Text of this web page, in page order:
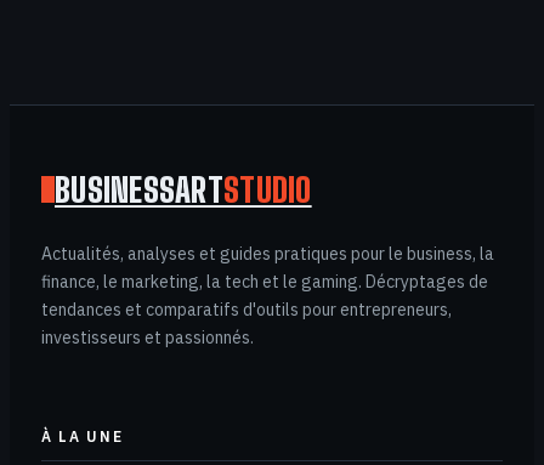
BUSINESSARTSTUDIO
Actualités, analyses et guides pratiques pour le business, la
finance, le marketing, la tech et le gaming. Décryptages de
tendances et comparatifs d'outils pour entrepreneurs,
investisseurs et passionnés.
À LA UNE